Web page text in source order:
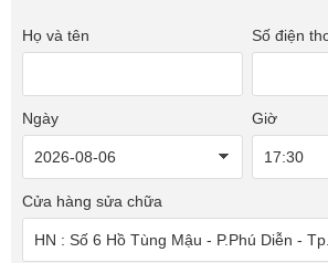
Họ và tên Số điện
Ngày Giờ
Cửa hàng sửa chữa